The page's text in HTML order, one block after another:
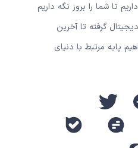
تا شما را بروز نگه داریم
دیجیتال گرفته تا آخرین
پایه مرتبط با دنیای